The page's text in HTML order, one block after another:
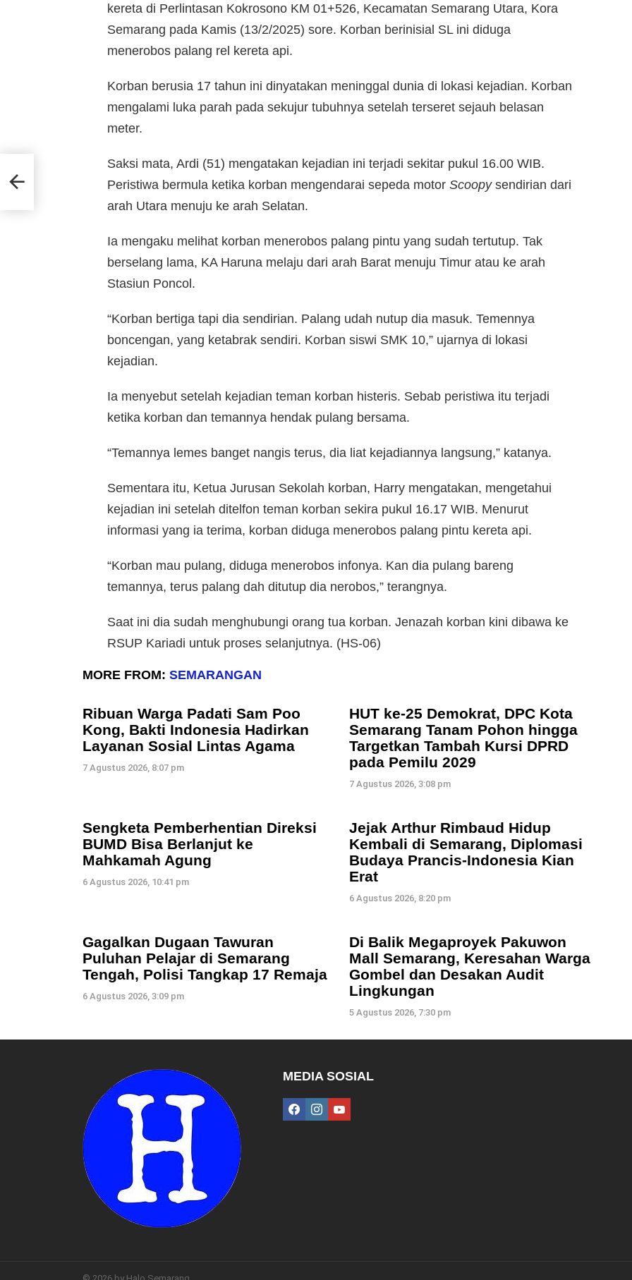
kereta di Perlintasan Kokrosono KM 01+526, Kecamatan Semarang Utara, Kora
Semarang pada Kamis (13/2/2025) sore. Korban berinisial SL ini diduga
menerobos palang rel kereta api.
Korban berusia 17 tahun ini dinyatakan meninggal dunia di lokasi kejadian. Korban
mengalami luka parah pada sekujur tubuhnya setelah terseret sejauh belasan
meter.
Saksi mata, Ardi (51) mengatakan kejadian ini terjadi sekitar pukul 16.00 WIB.
Peristiwa bermula ketika korban mengendarai sepeda motor Scoopysendirian dari
arah Utara menuju ke arah Selatan.
Ia mengaku melihat korban menerobos palang pintu yang sudah tertutup. Tak
berselang lama, KA Haruna melaju dari arah Barat menuju Timur atau ke arah
Stasiun Poncol.
“Korban bertiga tapi dia sendirian. Palang udah nutup dia masuk. Temennya
boncengan, yang ketabrak sendiri. Korban siswi SMK 10,” ujarnya di lokasi
kejadian.
Ia menyebut setelah kejadian teman korban histeris. Sebab peristiwa itu terjadi
ketika korban dan temannya hendak pulang bersama.
“Temannya lemes banget nangis terus, dia liat kejadiannya langsung,” katanya.
Sementara itu, Ketua Jurusan Sekolah korban, Harry mengatakan, mengetahui
kejadian ini setelah ditelfon teman korban sekira pukul 16.17 WIB. Menurut
informasi yang ia terima, korban diduga menerobos palang pintu kereta api.
“Korban mau pulang, diduga menerobos infonya. Kan dia pulang bareng
temannya, terus palang dah ditutup dia nerobos,” terangnya.
Saat ini dia sudah menghubungi orang tua korban. Jenazah korban kini dibawa ke
RSUP Kariadi untuk proses selanjutnya. (HS-06)
MORE FROM: SEMARANGAN
Ribuan Warga Padati Sam Poo
Kong, Bakti Indonesia Hadirkan
Layanan Sosial Lintas Agama
7 Agustus 2026, 8:07 pm
HUT ke-25 Demokrat, DPC Kota
Semarang Tanam Pohon hingga
Targetkan Tambah Kursi DPRD
pada Pemilu 2029
7 Agustus 2026, 3:08 pm
Sengketa Pemberhentian Direksi
BUMD Bisa Berlanjut ke
Mahkamah Agung
6 Agustus 2026, 10:41 pm
Jejak Arthur Rimbaud Hidup
Kembali di Semarang, Diplomasi
Budaya Prancis-Indonesia Kian
Erat
6 Agustus 2026, 8:20 pm
Gagalkan Dugaan Tawuran
Puluhan Pelajar di Semarang
Tengah, Polisi Tangkap 17 Remaja
6 Agustus 2026, 3:09 pm
Di Balik Megaproyek Pakuwon
Mall Semarang, Keresahan Warga
Gombel dan Desakan Audit
Lingkungan
5 Agustus 2026, 7:30 pm
MEDIA SOSIAL
facebookinstagramyoutube